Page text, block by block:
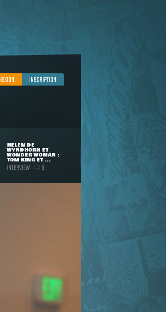
INSCRIPTION
HELEN DE
WYNDHORN ET
WONDER WOMAN :
TOM KING ET ...
INTERVIEW 3